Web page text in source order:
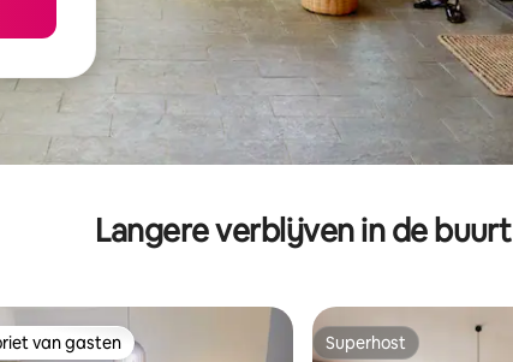
Langere verblijven in de buurt
van gasten
van gasten Superhost
Superhost